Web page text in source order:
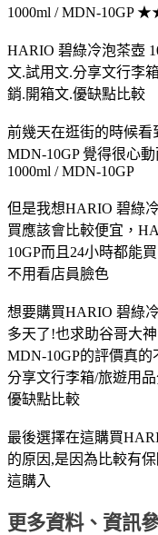
1000ml / MDN-10GP
HARIO 碧綠冷泡茶壺
文.試用文.分享文行李
銷.開箱文.優缺點比較
前幾天在逛街的時候看
MDN-10GP 覺得很心
1000ml / MDN-10GP
但是我想HARIO 碧綠
買應該會比較便宜，
10GP而且24小時都能
不用看店員臉色
想要購買HARIO 碧綠
多天了!也求助谷哥大
MDN-10GP的評價真
分享文行李箱/旅遊用
優缺點比較
最後選擇在這購買
的原因,是因為比較有
這購入
更多資料、資訊